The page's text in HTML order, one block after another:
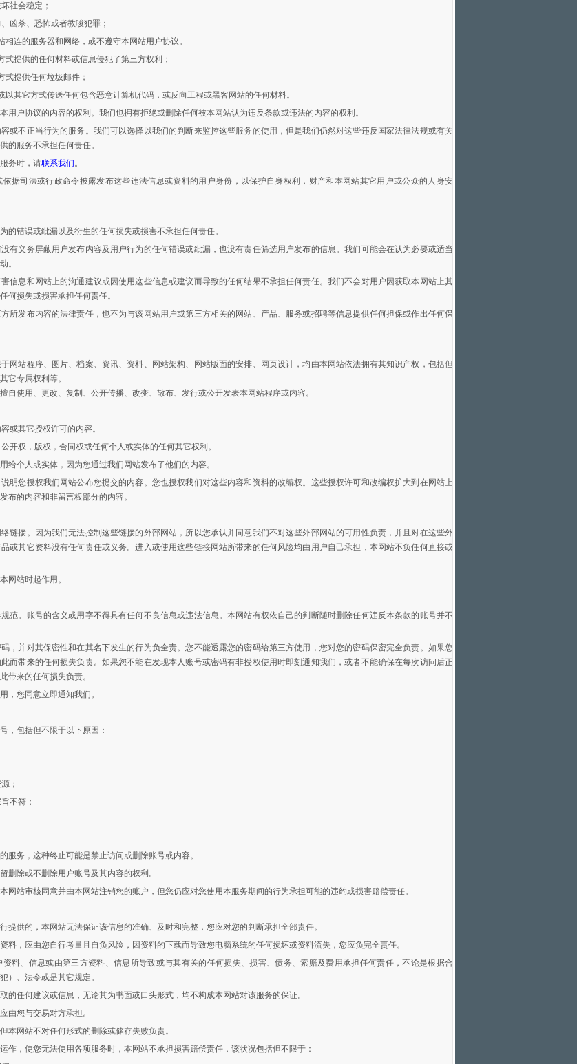
社会稳定；
凶杀、恐怖或者教唆犯罪；
连的服务器和网络，或不遵守本网站用户协议。
式提供的任何材料或信息侵犯了第三方权利；
式提供任何垃圾邮件；
以其它方式传送任何包含恶意计算机代码，或反向工程或黑客网站的任何材料。
用户协议的内容的权利。我们也拥有拒绝或删除任何被本网站认为违反条款或违法的内容的权利。
或不正当行为的服务。我们可以选择以我们的判断来监控这些服务的使用，但是我们仍然对这些违反国家法律法规或有关
的服务不承担任何责任。
务时，请联系我们。
据司法或行政命令披露发布这些违法信息或资料的用户身份，以保护自身权利，财产和本网站其它用户或公众的人身安
的错误或纰漏以及衍生的任何损失或损害不承担任何责任。
有义务屏蔽用户发布内容及用户行为的任何错误或纰漏，也没有责任筛选用户发布的信息。我们可能会在认为必要或适当
。
信息和网站上的沟通建议或因使用这些信息或建议而导致的任何结果不承担任何责任。我们不会对用户因获取本网站上其
何损失或损害承担任何责任。
所发布内容的法律责任，也不为与该网站用户或第三方相关的网站、产品、服务或招聘等信息提供任何担保或作出任何保
网站程序、图片、档案、资讯、资料、网站架构、网站版面的安排、网页设计，均由本网站依法拥有其知识产权，包括但
它专属权利等。
自使用、更改、复制、公开传播、改变、散布、发行或公开发表本网站程序或内容。
或其它授权许可的内容。
开权，版权，合同权或任何个人或实体的任何其它权利。
给个人或实体，因为您通过我们网站发布了他们的内容。
明您授权我们网站公布您提交的内容。您也授权我们对这些内容和资料的改编权。这些授权许可和改编权扩大到在网站上
布的内容和非留言板部分的内容。
链接。因为我们无法控制这些链接的外部网站，所以您承认并同意我们不对这些外部网站的可用性负责，并且对在这些外
或其它资料没有任何责任或义务。进入或使用这些链接网站所带来的任何风险均由用户自己承担，本网站不负任何直接或
网站时起作用。
范。账号的含义或用字不得具有任何不良信息或违法信息。本网站有权依自己的判断随时删除任何违反本条款的账号并不
，并对其保密性和在其名下发生的行为负全责。您不能透露您的密码给第三方使用，您对您的密码保密完全负责。如果您
而带来的任何损失负责。如果您不能在发现本人账号或密码有非授权使用时即刻通知我们，或者不能确保在每次访问后正
带来的任何损失负责。
，您同意立即通知我们。
，包括但不限于以下原因：
；
不符；
服务，这种终止可能是禁止访问或删除账号或内容。
删除或不删除用户账号及其内容的权利。
网站审核同意并由本网站注销您的账户，但您仍应对您使用本服务期间的行为承担可能的违约或损害赔偿责任。
提供的，本网站无法保证该信息的准确、及时和完整，您应对您的判断承担全部责任。
料，应由您自行考量且自负风险，因资料的下载而导致您电脑系统的任何损坏或资料流失，您应负完全责任。
料、信息或由第三方资料、信息所导致或与其有关的任何损失、损害、债务、索赔及费用承担任何责任，不论是根据合
）、法令或是其它规定。
的任何建议或信息，无论其为书面或口头形式，均不构成本网站对该服务的保证。
由您与交易对方承担。
本网站不对任何形式的删除或储存失败负责。
作，使您无法使用各项服务时，本网站不承担损害赔偿责任，该状况包括但不限于：